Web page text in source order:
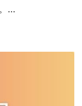
...